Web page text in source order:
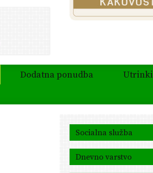
Dodatna ponudba Utrinki
Socialna služba
Dnevno varstvo